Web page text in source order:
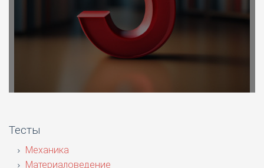
Тесты
Механика
Материаловедение